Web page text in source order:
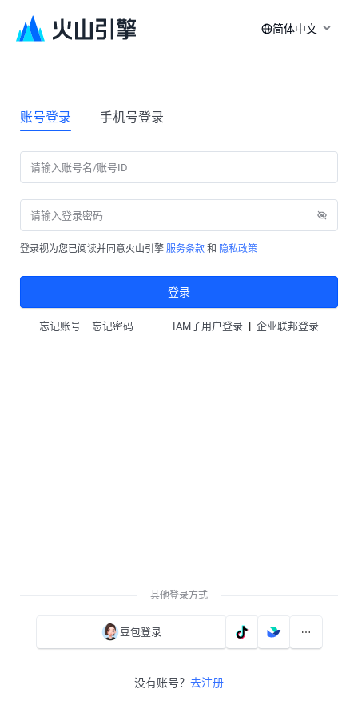
简体中文
账号登录 手机号登录
登录视为您已阅读并同意火山引擎 服务条款 和 隐私政策
登录
忘记账号 忘记密码 IAM子用户登录 | 企业联邦登录
其他登录方式
豆包登录
没有账号？ 去注册